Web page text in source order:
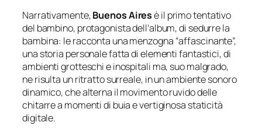
Narrativamente,Buenos Airesè il primo tentativo
del bambino, protagonista dell’album, di sedurre la
bambina: le racconta una menzogna “affascinante”,
una storia personale fatta di elementi fantastici, di
ambienti grotteschi e inospitali ma, suo malgrado,
ne risulta un ritratto surreale, in un ambiente sonoro
dinamico, che alterna il movimento ruvido delle
chitarre a momenti di buia e vertiginosa staticità
digitale.